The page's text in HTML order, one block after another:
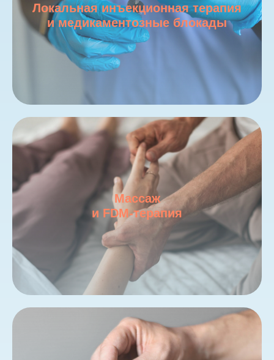
Локальная инъекционная терапия
и медикаментозные блокады
Массаж
и FDM-терапия